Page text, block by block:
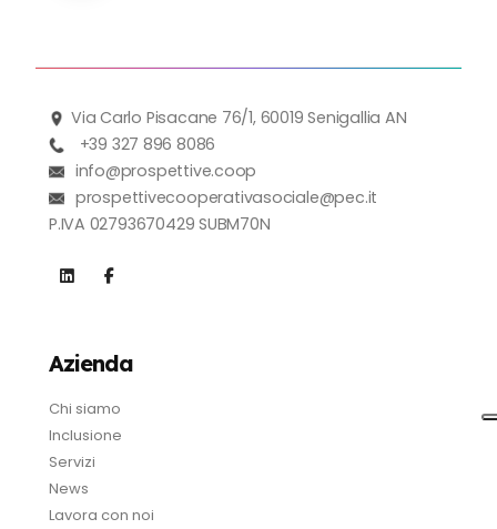
Via Carlo Pisacane 76/1, 60019 Senigallia AN
+39 327 896 8086
info@prospettive.coop
prospettivecooperativasociale@pec.it
P.IVA 02793670429 SUBM70N
Azienda
Chi siamo
Inclusione
Servizi
News
Lavora con noi